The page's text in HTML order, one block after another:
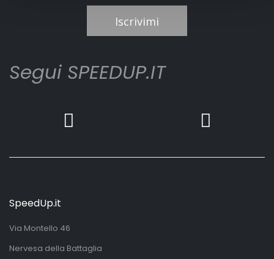
Iscrivimi
Segui SPEEDUP.IT
SpeedUp.it
Via Montello 46
Nervesa della Battaglia